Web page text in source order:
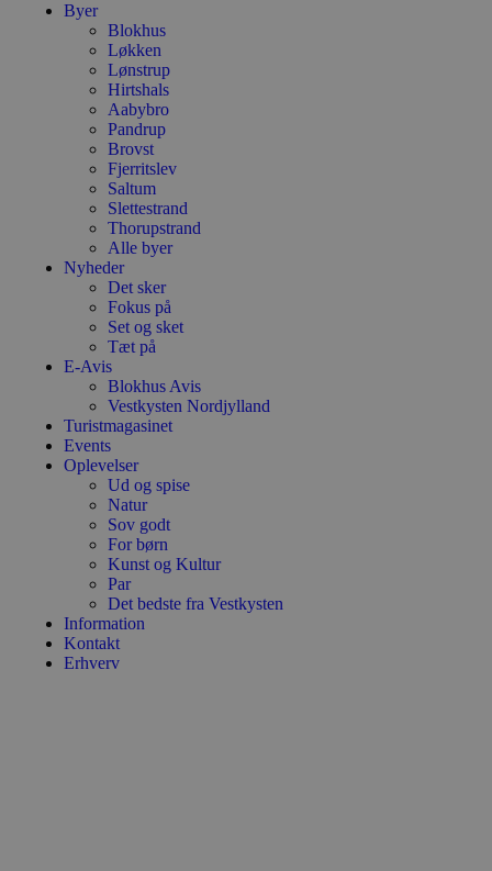
Byer
Blokhus
Løkken
Lønstrup
Hirtshals
Aabybro
Pandrup
Brovst
Fjerritslev
Saltum
Slettestrand
Thorupstrand
Alle byer
Nyheder
Det sker
Fokus på
Set og sket
Tæt på
E-Avis
Blokhus Avis
Vestkysten Nordjylland
Turistmagasinet
Events
Oplevelser
Ud og spise
Natur
Sov godt
For børn
Kunst og Kultur
Par
Det bedste fra Vestkysten
Information
Kontakt
Erhverv